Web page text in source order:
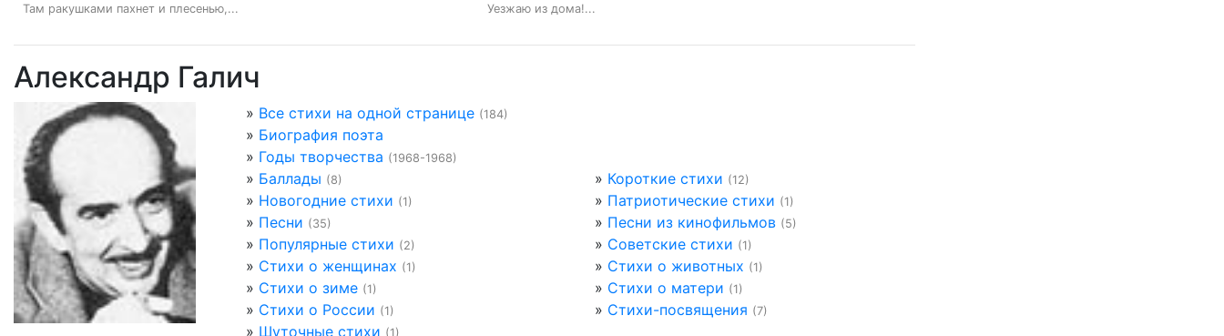
Там ракушками пахнет и плесенью,...
Уезжаю из дома!...
Александр Галич
» Все стихи на одной странице (184)
» Биография поэта
» Годы творчества (1968-1968)
» Баллады (8) » Короткие стихи (12)
» Новогодние стихи (1) » Патриотические стихи (1)
» Песни (35) » Песни из кинофильмов (5)
» Популярные стихи (2) » Советские стихи (1)
» Стихи о женщинах (1) » Стихи о животных (1)
» Стихи о зиме (1) » Стихи о матери (1)
» Стихи о России (1) » Стихи-посвящения (7)
» Шуточные стихи (1)